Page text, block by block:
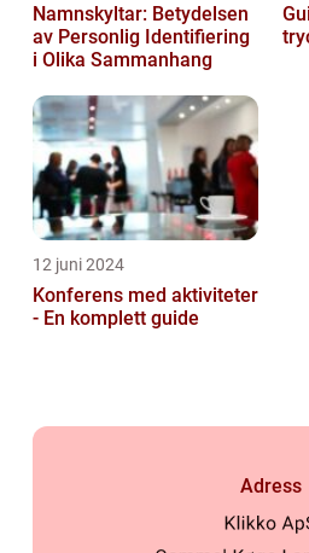
Namnskyltar: Betydelsen
av Personlig Identifiering
i Olika Sammanhang
12 juni 2024
Konferens med aktiviteter
- En komplett guide
Adress